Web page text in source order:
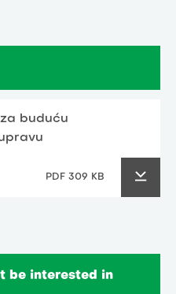
buduću
PDF 309 KB
be interested in